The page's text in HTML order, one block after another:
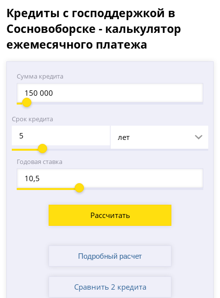
Кредиты с господдержкой в
Сосновоборске - калькулятор
ежемесячного платежа
Сумма кредита
Срок кредита
лет
Годовая ставка
Рассчитать
Сравнить 2 кредита